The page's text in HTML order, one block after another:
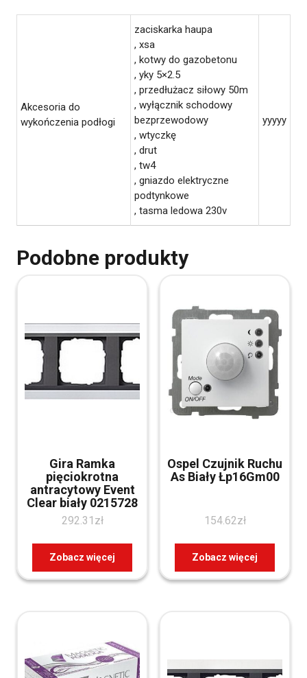
Akcesoria do
wykończenia podłogi
zaciskarka haupa
, xsa
, kotwy do gazobetonu
, yky 5×2.5
, przedłużacz siłowy 50m
, wyłącznik schodowy
bezprzewodowy
, wtyczkę
, drut
, tw4
, gniazdo elektryczne
podtynkowe
, tasma ledowa 230v
yyyyy
Podobne produkty
Gira Ramka
pięciokrotna
antracytowy Event
Clear biały 0215728
292.31 zł
Zobacz więcej
Ospel Czujnik Ruchu
As Biały Łp16Gm00
154.62zł
Zobacz więcej